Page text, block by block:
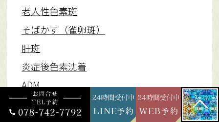
老人性色素斑
そばかす（雀卵斑）
肝斑
炎症後色素沈着
ADM
脂漏性角化症